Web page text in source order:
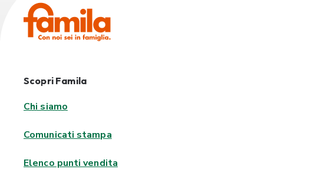
Scopri Famila
Chi siamo
Comunicati stampa
Elenco punti vendita